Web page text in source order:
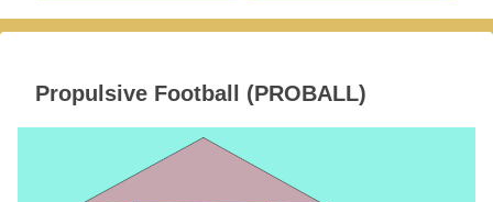
Propulsive Football (PROBALL)